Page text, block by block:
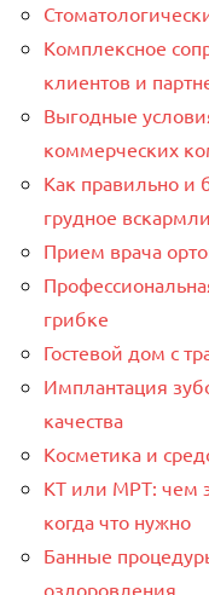
Комплексное
клиентов и
Выгодные
коммерческих
Как правильно и
грудное
Прием врача
грибке
Гостевой дом с
Имплантация
качества
Косметика и
КТ или МРТ: чем
когда что нужно
Банные
оздоровления